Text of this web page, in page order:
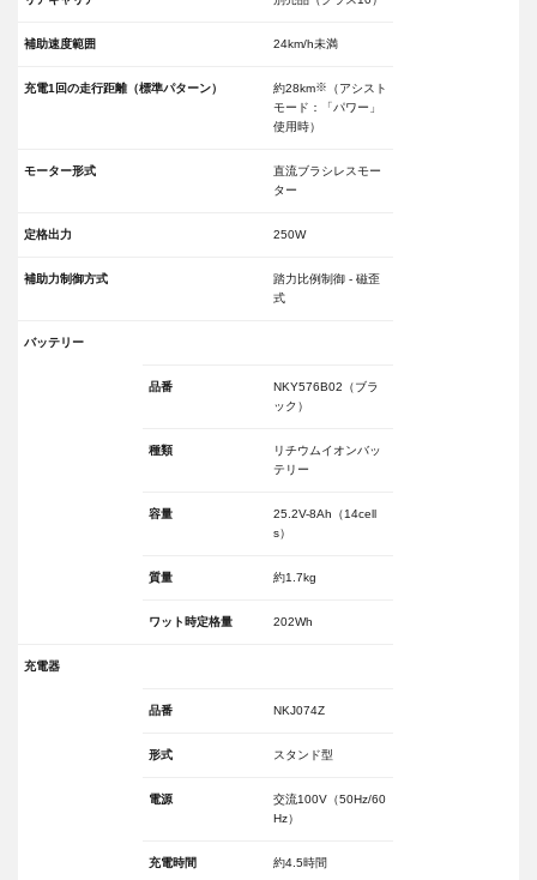
補助速度範囲 24km/h未満
充電1回の走行距離（標準パターン） 約28km※ （アシスト
モード：「パワー」
使用時）
モーター形式
直流ブラシレスモー
ター
定格出力 250W
補助力制御方式
踏力比例制御 - 磁歪
式
バッテリー
品番
NKY576B02（ブラ
ック）
種類
リチウムイオンバッ
テリー
容量
25.2V-8Ah（14cell
s）
質量 約1.7kg
ワット時定格量 202Wh
充電器
品番 NKJ074Z
形式 スタンド型
電源
交流100V（50Hz/60
Hz）
充電時間 約4.5時間